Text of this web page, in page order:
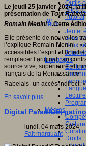
Outils
Sites
Tutorat
Jeux
Jeu et
Jeux
Jeux
Jeux
Langages
Ecriture
Lecture
Médias
Droits
Le jeudi 25 janvier 2024, la
présentation de Tout
Romain Menini
[1]
.Cette
Elle présente de nouvelles
l’explique Romain Menini : «
accessibles l’esprit et la
remplacer l’original : au
source vive, supérieure et
français de la Renaissance
Rabelais- un accès indirect. »
En savoir plus...
Digital ParadICE,
lundi, 04 mars 2024
Fait marquant